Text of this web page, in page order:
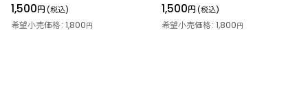
1,500円 (税込)
希望小売価格: 1,800円
1,500円 (税込)
希望小売価格: 1,800円